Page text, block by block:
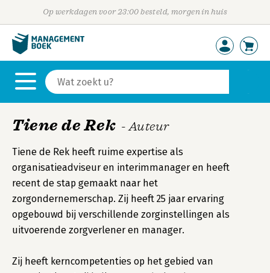
Op werkdagen voor 23:00 besteld, morgen in huis
Tiene de Rek - Auteur
Tiene de Rek heeft ruime expertise als
organisatieadviseur en interimmanager en heeft
recent de stap gemaakt naar het
zorgondernemerschap. Zij heeft 25 jaar ervaring
opgebouwd bij verschillende zorginstellingen als
uitvoerende zorgverlener en manager.
Zij heeft kerncompetenties op het gebied van